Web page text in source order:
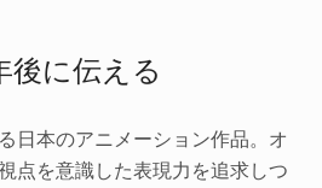
後に伝える
日本のアニメーション作品。オ
点を意識した表現力を追求しつ